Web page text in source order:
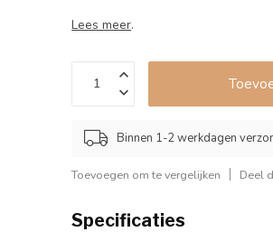
Lees meer.
Binnen 1-2 werkdagen
Toevoegen om te vergelijken Deel
Specificaties